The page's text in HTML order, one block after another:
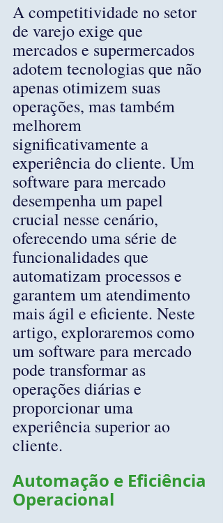
A competitividade no setor
de varejo exige que
mercados e supermercados
adotem tecnologias que não
apenas otimizem suas
operações, mas também
melhorem
significativamente a
experiência do cliente. Um
software para mercado
desempenha um papel
crucial nesse cenário,
oferecendo uma série de
funcionalidades que
automatizam processos e
garantem um atendimento
mais ágil e eficiente. Neste
artigo, exploraremos como
um software para mercado
pode transformar as
operações diárias e
proporcionar uma
experiência superior ao
cliente.
Automação e Eficiência
Operacional